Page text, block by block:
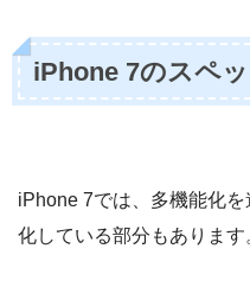
iPhone 7のスペ
iPhone 7では、多機能化
化している部分もあります